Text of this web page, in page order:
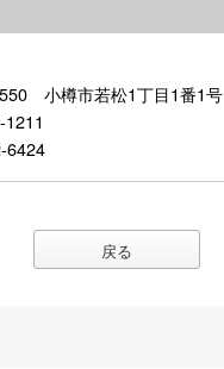
小樽市若松1丁目1番1号
1211
6424
戻る